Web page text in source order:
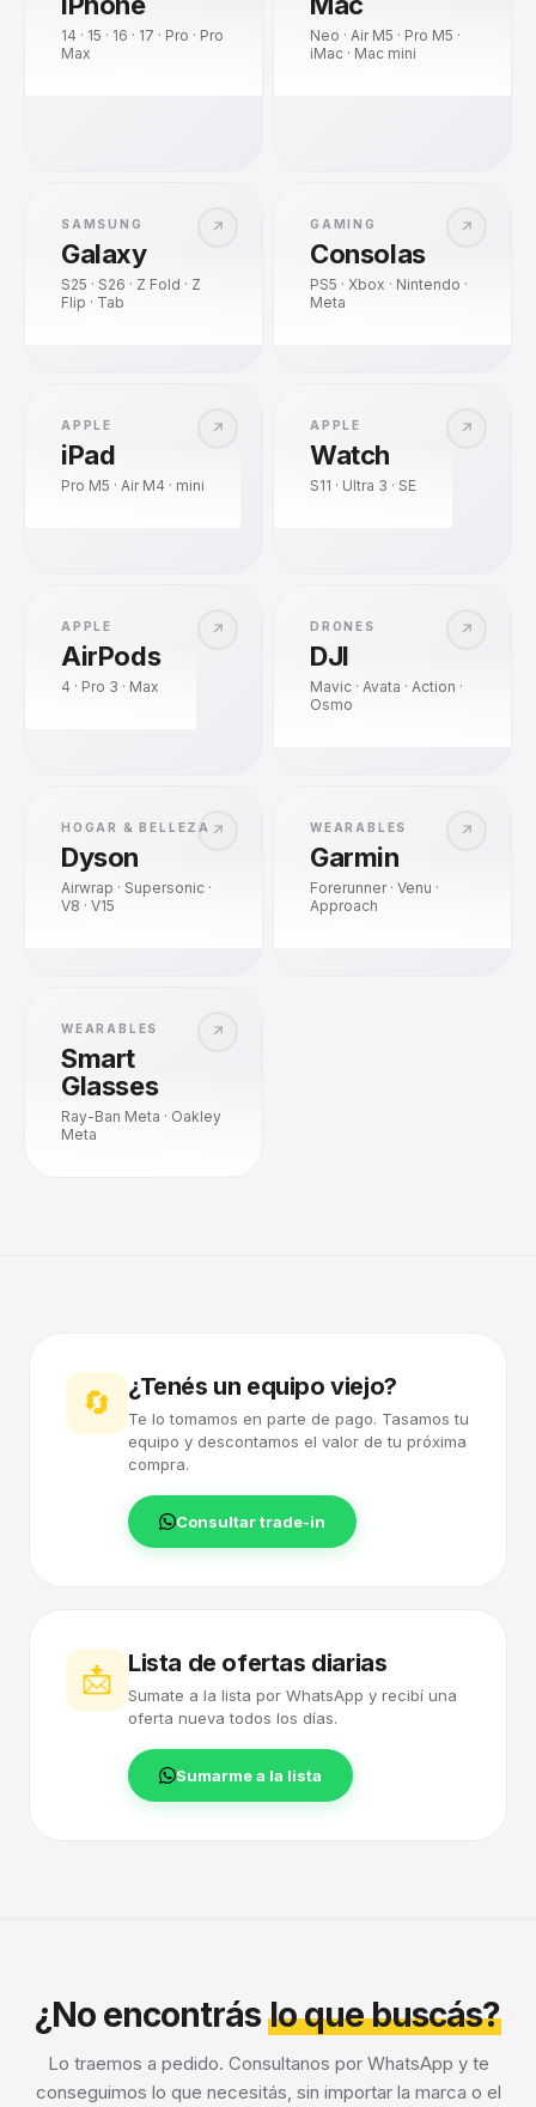
14 · 15 · 16 · 17 · Pro · Pro
Max
Neo · Air M5 · Pro M5 ·
iMac · Mac mini
↗
SAMSUNG
Galaxy
S25 · S26 · Z Fold · Z
Flip · Tab
↗
GAMING
Consolas
PS5 · Xbox · Nintendo ·
Meta
↗
APPLE
iPad
Pro M5 · Air M4 · mini
↗
APPLE
Watch
S11 · Ultra 3 · SE
↗
APPLE
AirPods
4 · Pro 3 · Max
↗
DRONES
DJI
Mavic · Avata · Action ·
Osmo
↗
HOGAR & BELLEZA
Dyson
Airwrap · Supersonic ·
V8 · V15
↗
WEARABLES
Garmin
Forerunner · Venu ·
Approach
↗
WEARABLES
Smart
Glasses
Ray-Ban Meta · Oakley
Meta
🔄 ¿Tenés un equipo viejo?
Te lo tomamos en parte de pago. Tasamos tu
equipo y descontamos el valor de tu próxima
compra.
Consultar trade-in
📩 Lista de ofertas diarias
Sumate a la lista por WhatsApp y recibí una
oferta nueva todos los días.
Sumarme a la lista
¿No encontráslo que buscás?
Lo traemos a pedido. Consultanos por WhatsApp y te
conseguimos lo que necesitás, sin importar la marca o el